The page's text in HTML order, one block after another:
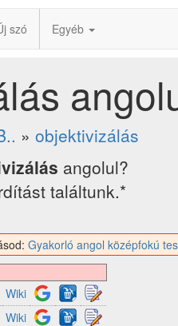
szó Egyéb
» objektivizálás
angolul?
találtunk.*
Gyakorló angol középfokú
Wiki
Wiki